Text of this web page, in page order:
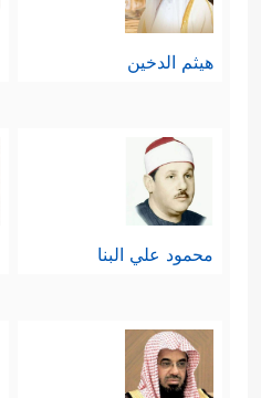
هيثم الدخين
محمود علي البنا